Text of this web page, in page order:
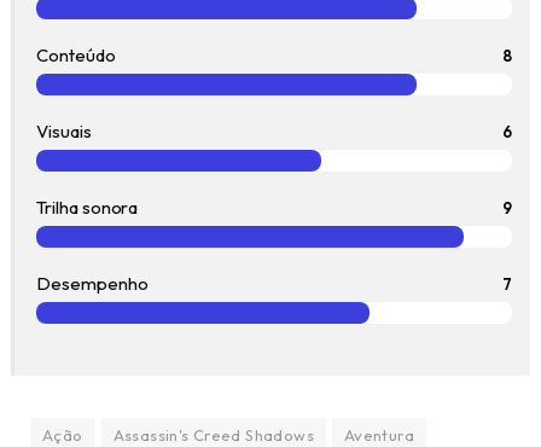
Conteúdo 8
Visuais 6
Trilha sonora 9
Desempenho 7
Ação Assassin's Creed Shadows
Aventura